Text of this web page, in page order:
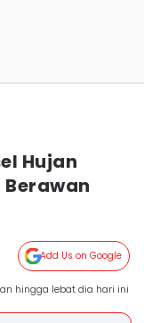
Hujan
Add Us on Google
hingga lebat dia hari ini